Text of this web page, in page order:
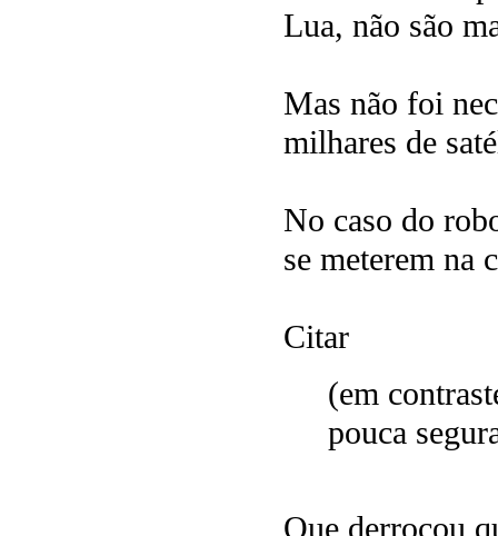
Lua, não são
Mas não foi
milhares de
No caso do
se meterem na
Citar
(em
pouca
Que derrocou